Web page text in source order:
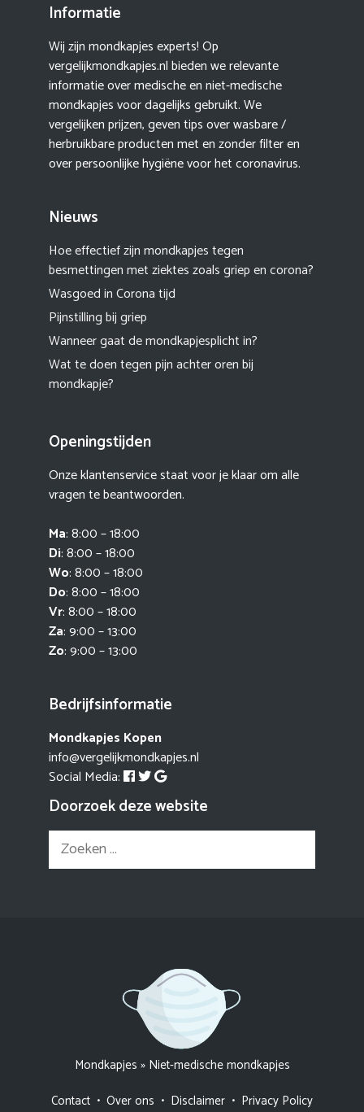
Informatie
Wij zijn mondkapjes experts! Op
vergelijkmondkapjes.nl bieden we relevante
informatie over medische en niet-medische
mondkapjes voor dagelijks gebruikt. We
vergelijken prijzen, geven tips over wasbare /
herbruikbare producten met en zonder filter en
over persoonlijke hygiëne voor het coronavirus.
Nieuws
Hoe effectief zijn mondkapjes tegen
besmettingen met ziektes zoals griep en corona?
Wasgoed in Corona tijd
Pijnstilling bij griep
Wanneer gaat de mondkapjesplicht in?
Wat te doen tegen pijn achter oren bij
mondkapje?
Openingstijden
Onze klantenservice staat voor je klaar om alle
vragen te beantwoorden.
Ma: 8:00 – 18:00
Di: 8:00 – 18:00
Wo: 8:00 – 18:00
Do: 8:00 – 18:00
Vr: 8:00 – 18:00
Za: 9:00 – 13:00
Zo: 9:00 – 13:00
Bedrijfsinformatie
Mondkapjes Kopen
info@vergelijkmondkapjes.nl
Social Media:
Doorzoek deze website
Zoek
naar:
Mondkapjes » Niet-medische mondkapjes
Contact • Over ons • Disclaimer • Privacy Policy